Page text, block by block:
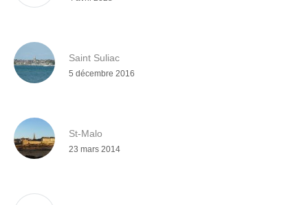
Saint Suliac
5 décembre 2016
St-Malo
23 mars 2014